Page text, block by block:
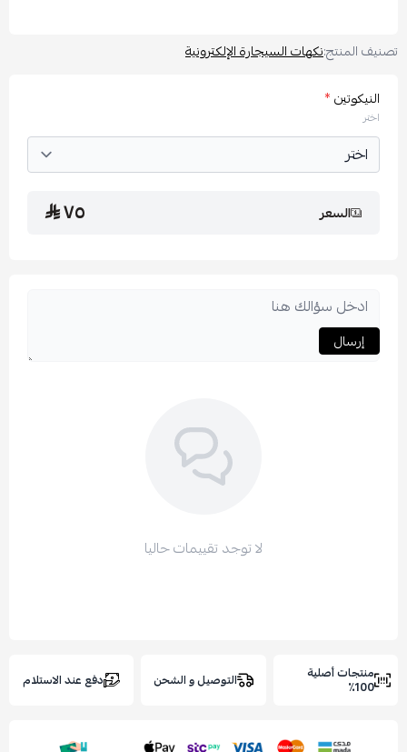
المنتج:نكهات السيجارة الإلكترونية
*
السعر
لا توجد تقييمات حاليا
أصلية التوصيل و الشحن دفع عند الاستلام